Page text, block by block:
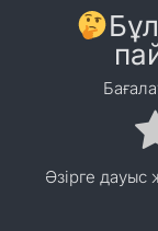
Әзірге дауыс